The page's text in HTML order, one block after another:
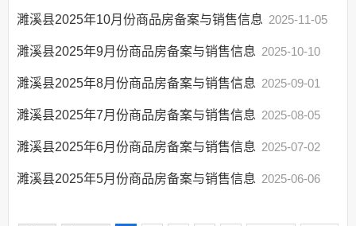
保障性住房
农村危房改造
“放管服”改革
社会公益事业建设
公共资源配置
濉溪县2025年10月份商品房备案与销售信息 2025-11-05
濉溪县2025年9月份商品房备案与销售信息 2025-10-10
濉溪县2025年8月份商品房备案与销售信息 2025-09-01
濉溪县2025年7月份商品房备案与销售信息 2025-08-05
濉溪县2025年6月份商品房备案与销售信息 2025-07-02
濉溪县2025年5月份商品房备案与销售信息 2025-06-06